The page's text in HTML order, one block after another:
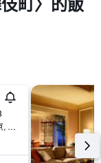
1 Chome-9-1 Daiba, 東京, 日本